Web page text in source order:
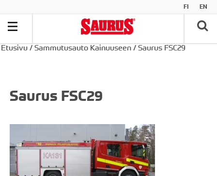
FI EN
Etusivu / Sammutusauto Kainuuseen / Saurus FSC29
Saurus FSC29